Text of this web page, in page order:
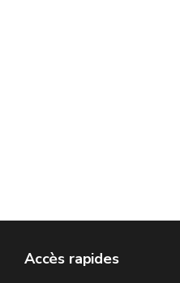
Accès rapides